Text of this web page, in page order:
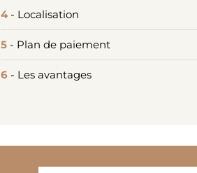
4- Localisation
5- Plan de paiement
6- Les avantages